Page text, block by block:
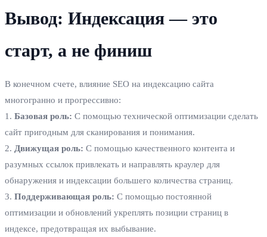
Вывод: Индексация — это
старт, а не финиш
В конечном счете, влияние SEO на индексацию сайта
многогранно и прогрессивно:
1. Базовая роль: С помощью технической оптимизации сделать
сайт пригодным для сканирования и понимания.
2. Движущая роль: С помощью качественного контента и
разумных ссылок привлекать и направлять краулер для
обнаружения и индексации большего количества страниц.
3. Поддерживающая роль: С помощью постоянной
оптимизации и обновлений укреплять позиции страниц в
индексе, предотвращая их выбывание.